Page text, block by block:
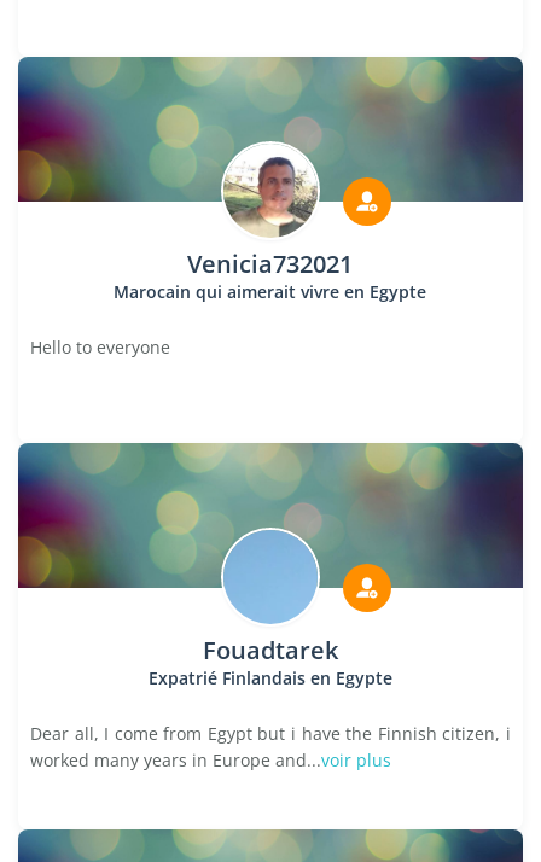
Venicia732021
Marocain qui aimerait vivre en Egypte
Hello to everyone
Fouadtarek
Expatrié Finlandais en Egypte
Dear all, I come from Egypt but i have the Finnish citizen, i
worked many years in Europe and...voir plus